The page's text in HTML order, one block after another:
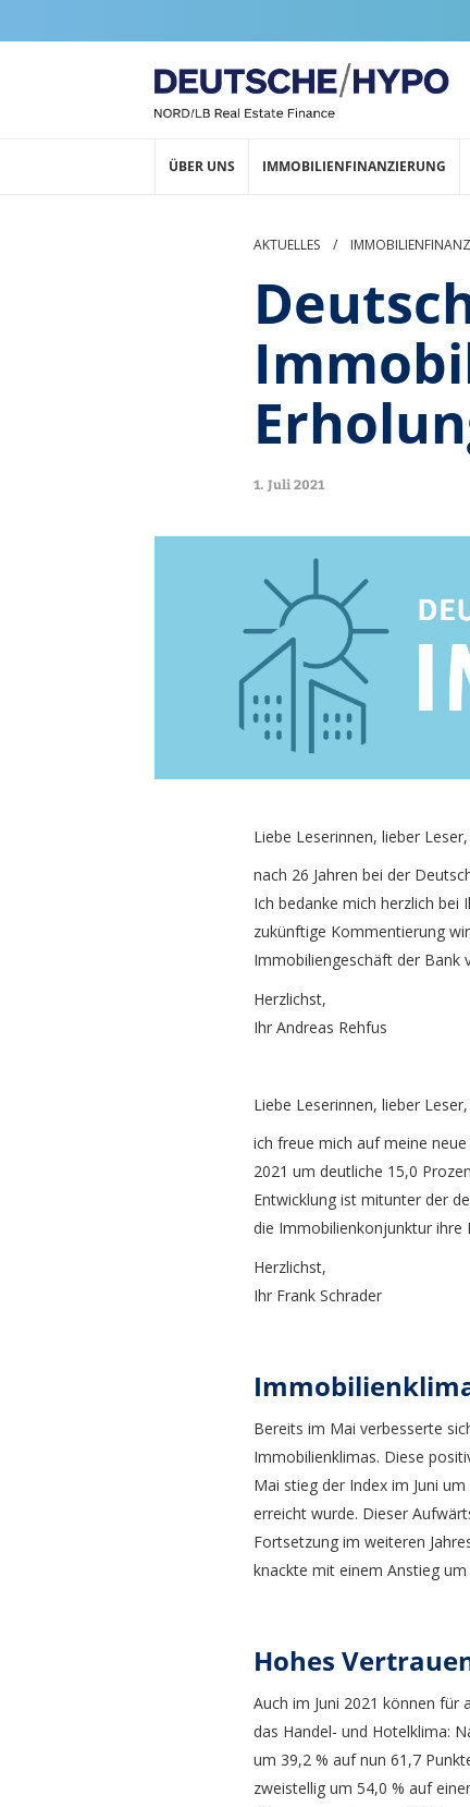
ÜBER UNS IMMOBILIENFINANZIERUNG
AKTUELLES /
1. Juli 2021
Liebe Leserinnen, lieber Leser,
nach 26 Jahren bei der
Ich bedanke mich herzlich
zukünftige Kommentierung
Immobiliengeschäft der Bank
Herzlichst,
Ihr Andreas Rehfus
Liebe Leserinnen, lieber Leser,
ich freue mich auf meine
2021 um deutliche 15,0
Entwicklung ist mitunter der
die Immobilienkonjunktur ihre
Herzlichst,
Ihr Frank Schrader
Bereits im Mai verbesserte
Immobilienklimas. Diese
Mai stieg der Index im Juni
erreicht wurde. Dieser
Fortsetzung im weiteren
knackte mit einem Anstieg
Hohes
Auch im Juni 2021 können für
das Handel- und Hotelklima:
um 39,2 % auf nun 61,7
zweistellig um 54,0 % auf